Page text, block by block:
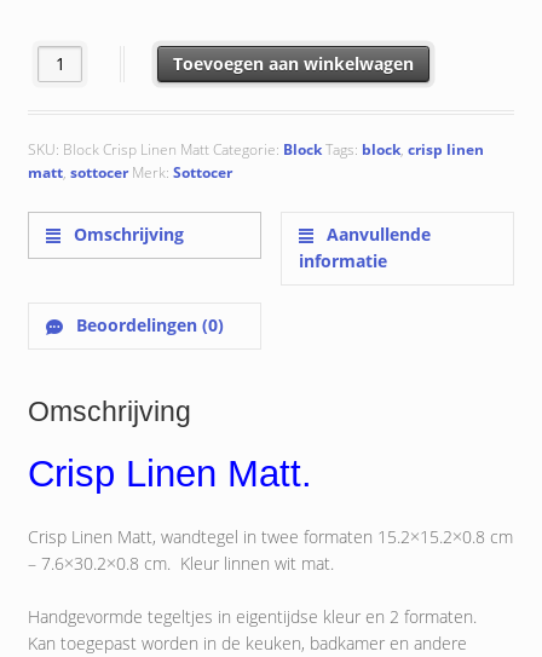
Matt Crisp Linen aantalToevoegen aan winkelwagen
SKU: Block Crisp Linen MattCategorie: BlockTags: block, crisp linen
matt, sottocer Merk: Sottocer
Omschrijving
Aanvullende
informatie
Beoordelingen (0)
Omschrijving
Crisp Linen Matt.
Crisp Linen Matt, wandtegel in twee formaten 15.2×15.2×0.8 cm
– 7.6×30.2×0.8 cm. Kleur linnen wit mat.
Handgevormde tegeltjes in eigentijdse kleur en 2 formaten.
Kan toegepast worden in de keuken, badkamer en andere